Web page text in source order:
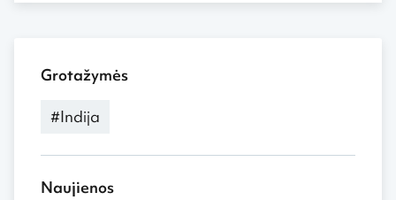
Grotažymės
#Indija
Naujienos